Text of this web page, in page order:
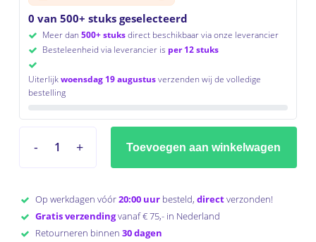
0 van 500+ stuks geselecteerd
Meer dan 500+ stuksdirect beschikbaar via onze leverancier
Besteleenheid via leverancier is per 12 stuks
Uiterlijkwoensdag 19 augustusverzenden wij de volledige
bestelling
Toevoegen aan winkelwagen
Op werkdagen vóór20:00 uurbesteld, directverzonden!
Gratis verzendingvanaf € 75,- in Nederland
Retourneren binnen 30 dagen